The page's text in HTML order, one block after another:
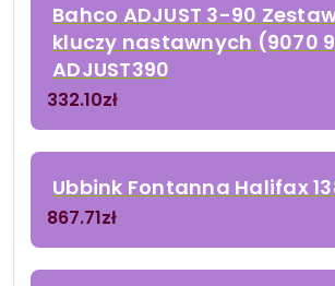
Bahco ADJUST 3-90
kluczy nastawnych (9070
ADJUST390
332.10zł
Ubbink Fontanna Halifax
867.71zł